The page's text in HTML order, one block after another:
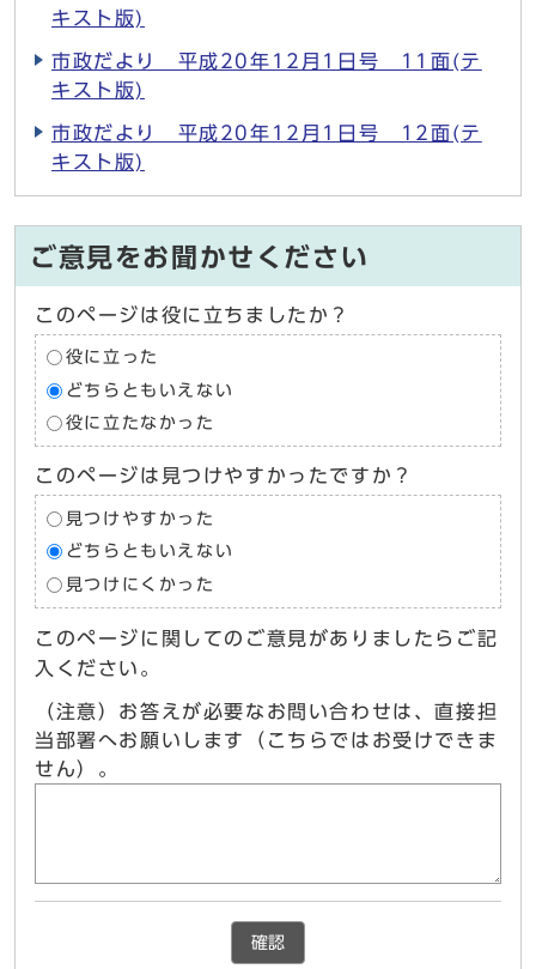
キスト版)
市政だより 平成20年12月1日号 11面(テ
キスト版)
市政だより 平成20年12月1日号 12面(テ
キスト版)
ご意見をお聞かせください
このページは役に立ちましたか？
役に立った
どちらともいえない
役に立たなかった
このページは見つけやすかったですか？
見つけやすかった
どちらともいえない
見つけにくかった
このページに関してのご意見がありましたらご記
入ください。
（注意）お答えが必要なお問い合わせは、直接担
当部署へお願いします（こちらではお受けできま
せん）。
確認